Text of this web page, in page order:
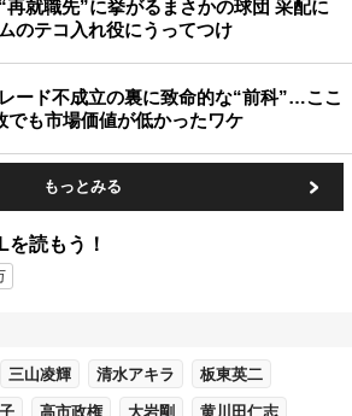
再就職先”に挙がるまさかの球団 采配に
のテコ入れ役にうってつけ
ード不成立の裏に致命的な“前科”…ここ
でも市場価値が低かったワケ
もっとみる
を読もう！
三山凌輝 清水アキラ 板東英二
高市政権 大岩剛 黄川田仁志